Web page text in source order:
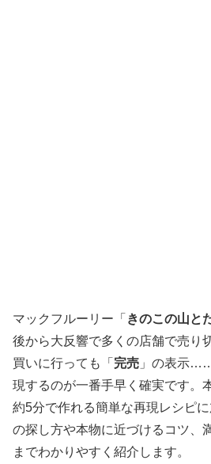
マックフルーリー「 きのこの山と
後から大反響で多くの店舗で売り
買いに行っても「 完売 」の表示
現するのが一番手早く確実です。
約5分で作れる簡単な再現レシピ
の探し方や本物に近づけるコツ、
までわかりやすく紹介します。